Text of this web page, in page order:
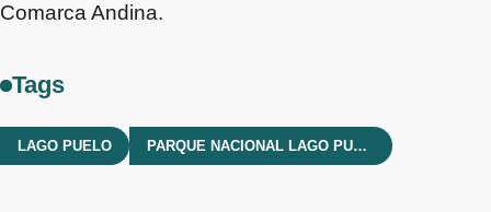
Comarca Andina.
Tags
LAGO PUELO PARQUE NACIONAL LAGO PUELO